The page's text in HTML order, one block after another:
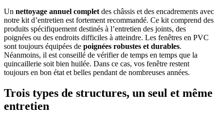
Un nettoyage annuel completdes châssis et des encadrements avec
notre kit d’entretien est fortement recommandé. Ce kit comprend des
produits spécifiquement destinés à l’entretien des joints, des
poignées ou des endroits difficiles à atteindre. Les fenêtres en PVC
sont toujours équipées de poignées robustes et durables.
Néanmoins, il est conseillé de vérifier de temps en temps que la
quincaillerie soit bien huilée. Dans ce cas, vos fenêtre restent
toujours en bon état et belles pendant de nombreuses années.
Trois types de structures, un seul et même
entretien